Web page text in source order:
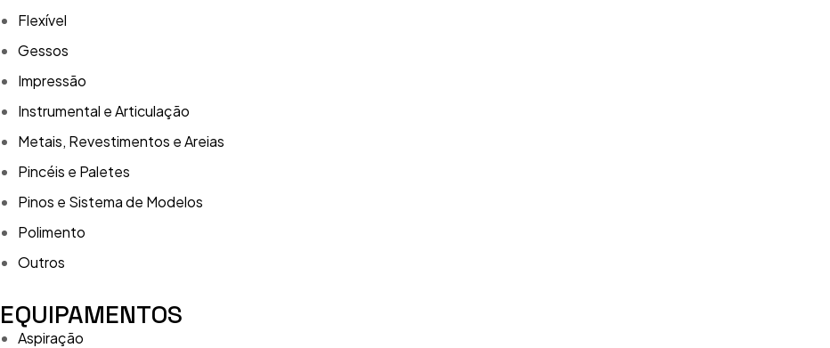
Flexível
Gessos
Impressão
Instrumental e Articulação
Metais, Revestimentos e Areias
Pincéis e Paletes
Pinos e Sistema de Modelos
Polimento
Outros
EQUIPAMENTOS
Aspiração